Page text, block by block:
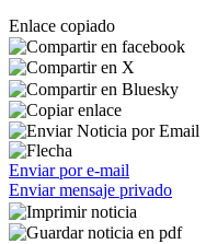
Enlace copiado
Enviar por e-mail
Enviar mensaje privado